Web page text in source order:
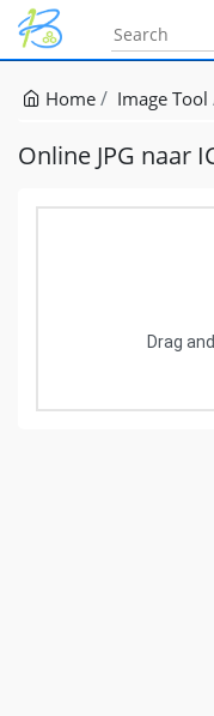
Home Image Tool
Online JPG naar
Drag